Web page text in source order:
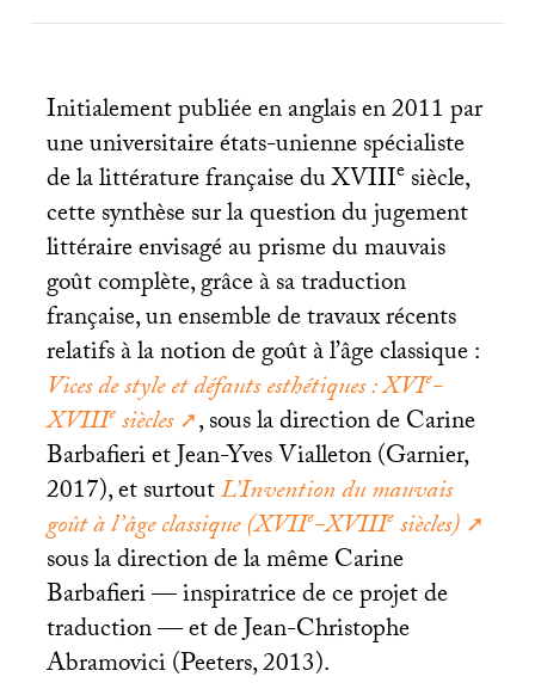
Initialement publiée en anglais en 2011 par
une universitaire états-unienne spécialiste
de la littérature française duXVIIIesiècle,
cette synthèse sur la question du jugement
littéraire envisagé au prisme du mauvais
goût complète, grâce à sa traduction
française, un ensemble de travaux récents
relatifs à la notion de goût à l’âge classique :
Vices de style et défauts esthétiques :XVIe-
XVIIIesiècles
, sous la direction de Carine
Barbafieri et Jean-Yves Vialleton (Garnier,
2017), et surtoutL’Invention du mauvais
goût à l’âge classique (XVIIe-XVIIIesiècles)
sous la direction de la même Carine
Barbafieri — inspiratrice de ce projet de
traduction — et de Jean-Christophe
Abramovici (Peeters, 2013).